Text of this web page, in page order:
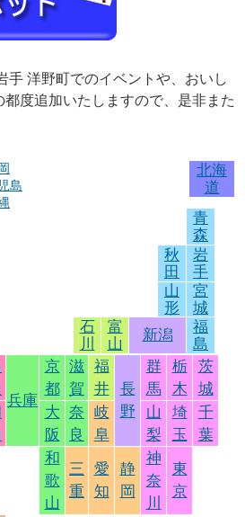
手 洋野町でのイベントや、おいし
度追加いたしますので、是非また
島
北海
道
青
森
秋
田
岩
手
山
形
宮
城
石
川
富
山
新潟
福
島
兵庫
京
都
滋
賀
福
井
長
野
群
馬
栃
木
茨
城
大
阪
奈
良
岐
阜
山
梨
埼
玉
千
葉
和
歌
山
三
重
愛
知
静
岡
神
奈
川
東
京